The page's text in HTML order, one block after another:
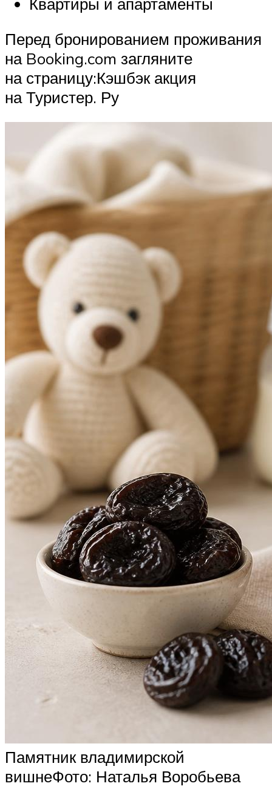
Перед бронированием проживания
на Booking.com загляните
на страницу:Кэшбэк акция
на Туристер. Ру
Памятник владимирской
вишнеФото: Наталья Воробьева